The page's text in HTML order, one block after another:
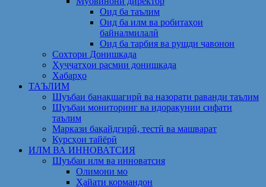
Оид ба таълим
Оид ба илм ва робитаҳои
байналмилалӣ
Оид ба тарбия ва рушди ҷавонон
Сохтори Донишкада
Ҳуҷҷатҳои расмии донишкада
Хабарҳо
ТАЪЛИМ
Шуъбаи банақшагирӣ ва назорати раванди таълим
Шуъбаи мониторинг ва идоракунии сифати
таълим
Маркази бақайдгирӣ, тестӣ ва машварат
Курсҳои тайёрӣ
ИЛМ ВА ИННОВАТСИЯ
Шуъбаи илм ва инноватсия
Олимони мо
Ҳайати кормандон